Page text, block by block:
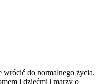
wrócić do normalnego życia.
i dziećmi i marzy o